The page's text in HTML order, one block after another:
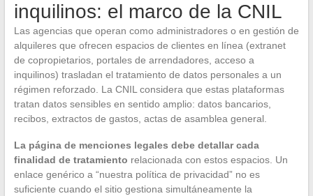
inquilinos: el marco de la CNIL
Las agencias que operan como administradores o en gestión de
alquileres que ofrecen espacios de clientes en línea (extranet
de copropietarios, portales de arrendadores, acceso a
inquilinos) trasladan el tratamiento de datos personales a un
régimen reforzado. La CNIL considera que estas plataformas
tratan datos sensibles en sentido amplio: datos bancarios,
recibos, extractos de gastos, actas de asamblea general.
La página de menciones legales debe detallar cada
finalidad de tratamiento relacionada con estos espacios. Un
enlace genérico a “nuestra política de privacidad” no es
suficiente cuando el sitio gestiona simultáneamente la